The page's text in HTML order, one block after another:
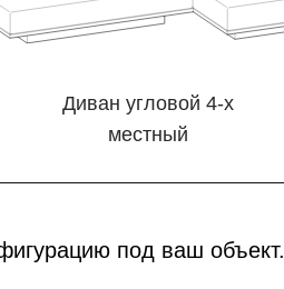
Диван угловой 4‑х
местный
под ваш объект.